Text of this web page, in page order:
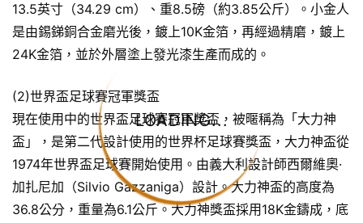
LOADING...
13.5英寸（34.29 cm）、重8.5磅（約3.85公斤）。小金人
是由錫銻銅合金磨光後，鍍上10K金箔，再經過精磨，鍍上
24K金箔，並於外層塗上發光漆生產而成的。
(2)世界盃足球賽冠軍獎盃
現在使用中的世界盃足球賽冠軍獎盃，被暱稱為「大力神
盃」，是第二代設計使用的世界杯足球賽獎盃，大力神盃從
1974年世界盃足球賽開始使用。由義大利設計師西爾維奧·
加扎尼加（Silvio Gazzaniga）設計。大力神盃的高度為
36.8公分，重量為6.1公斤。大力神獎盃採用18K金鑄成，底